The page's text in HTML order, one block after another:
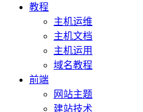
教程
主机运维
主机文档
主机运用
域名教程
前端
网站主题
建站技术